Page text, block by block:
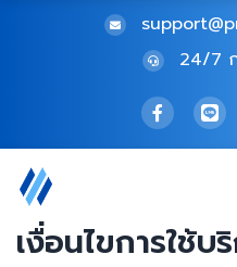
24/7
เงื่อนไขการใช้บ